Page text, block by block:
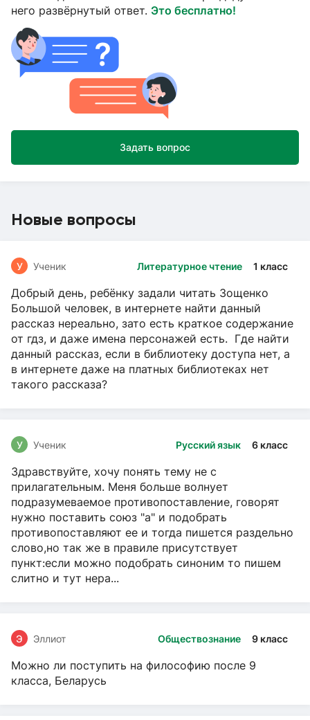
него развёрнутый ответ. Это бесплатно!
Задать вопрос
Новые вопросы
Литературное чтение 1 класс
У Ученик
Добрый день, ребёнку задали читать Зощенко
Большой человек, в интернете найти данный
рассказ нереально, зато есть краткое содержание
от гдз, и даже имена персонажей есть. Где найти
данный рассказ, если в библиотеку доступа нет, а
в интернете даже на платных библиотеках нет
такого рассказа?
Русский язык 6 класс
У Ученик
Здравствуйте, хочу понять тему не с
прилагательным. Меня больше волнует
подразумеваемое противопоставление, говорят
нужно поставить союз "а" и подобрать
противопоставляют ее и тогда пишется раздельно
слово,но так же в правиле присутствует
пункт:если можно подобрать синоним то пишем
слитно и тут нера...
Обществознание 9 класс
Э Эллиот
Можно ли поступить на философию после 9
класса, Беларусь